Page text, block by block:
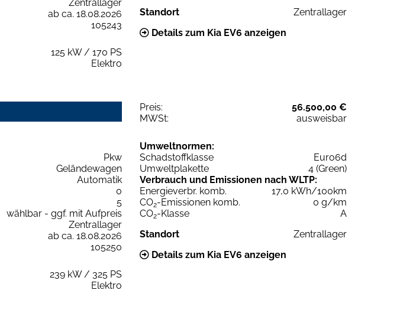
Zentrallager
ab ca. 18.08.2026
105243
125 kW / 170 PS
Elektro
Standort
Zentrallager
Details zum Kia EV6 anzeigen
Preis:
56.500,00 €
MWSt:
ausweisbar
Pkw
Geländewagen
Automatik
0
5
wählbar - ggf. mit Aufpreis
Zentrallager
ab ca. 18.08.2026
105250
239 kW / 325 PS
Elektro
Umweltnormen:
Schadstoffklasse
Euro6d
Umweltplakette
4 (Green)
Verbrauch und Emissionen nach WLTP:
Energieverbr. komb.
17,0 kWh/100km
CO2-Emissionen komb.
0 g/km
CO2-Klasse
A
Standort
Zentrallager
Details zum Kia EV6 anzeigen